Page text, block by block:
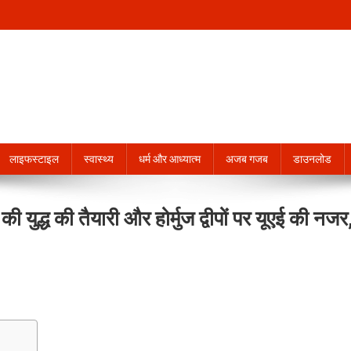
लाइफस्टाइल स्वास्थ्य धर्म और आध्यात्म अजब गजब डाउनलोड
युद्ध की तैयारी और होर्मुज द्वीपों पर यूएई की